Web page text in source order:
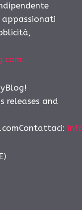
releases and
: